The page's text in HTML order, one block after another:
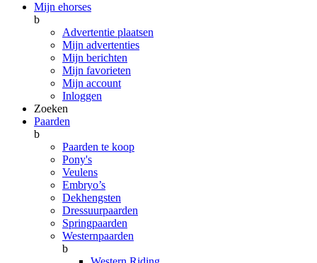
Mijn ehorses
b
Advertentie plaatsen
Mijn advertenties
Mijn berichten
Mijn favorieten
Mijn account
Inloggen
Zoeken
Paarden
b
Paarden te koop
Pony's
Veulens
Embryo’s
Dekhengsten
Dressuurpaarden
Springpaarden
Westernpaarden
b